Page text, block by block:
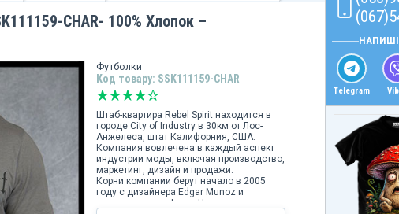
CHAR- 100% Хлопок –
Футболки
Код товару: SSK111159-CHAR
Штаб-квартира Rebel Spirit находится в
городе City of Industry в 30км от Лос-
Анжелеса, штат Калифорния, США.
Компания вовлечена в каждый аспект
индустрии моды, включая производство,
маркетинг, дизайн и продажи.
Корни компании берут начало в 2005
году с дизайнера Edgar Munoz и
производителя Jason He в ранчо
Telegram